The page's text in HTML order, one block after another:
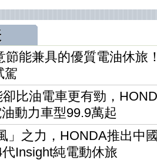
節能兼具的優質電油休旅
駕
卻比油電車更有勁，
動力車型99.9萬起
」之力，HONDA推出中
Insight純電動休旅